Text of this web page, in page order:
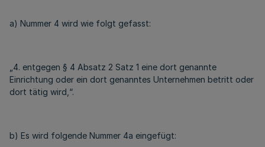
a) Nummer 4 wird wie folgt gefasst:
„4. entgegen § 4 Absatz 2 Satz 1 eine dort genannte
Einrichtung oder ein dort genanntes Unternehmen betritt oder
dort tätig wird,“.
b) Es wird folgende Nummer 4a eingefügt: